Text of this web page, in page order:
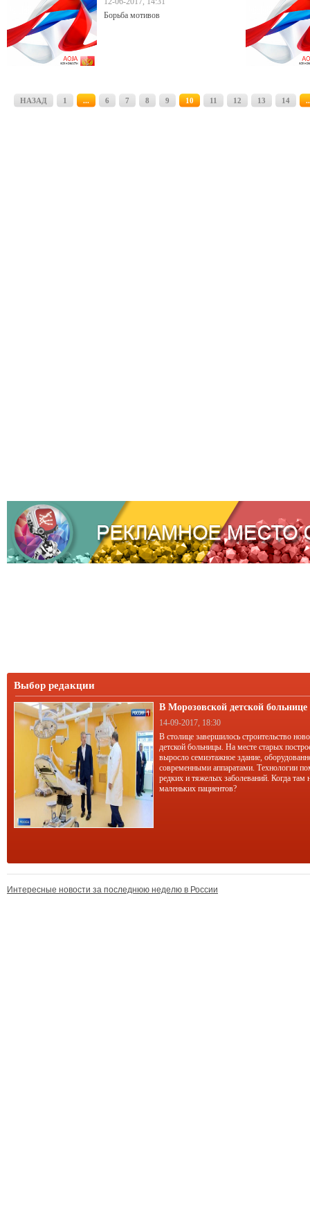
Борьба мотивов
НАЗАД 1 ... 6 7 8 9 10 11 12 13 14
Выбор редакции
В Морозовской детской
корпус
14-09-2017, 18:30
В столице завершилось строительство
детской больницы. На месте старых
выросло семиэтажное здание,
современными аппаратами. Технологии
редких и тяжелых заболеваний. Когда там
маленьких пациентов?
Интересные новости за последнюю неделю в России